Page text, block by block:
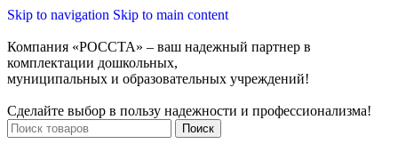
Skip to navigation Skip to main content
Компания «РОССТА» – ваш надежный партнер в
комплектации дошкольных,
муниципальных и образовательных учреждений!
Сделайте выбор в пользу надежности и профессионализма!
Поиск